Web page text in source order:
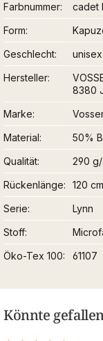
Farbnummer
cadet
Form
Geschlecht
unisex
Hersteller
8380
Marke
Material
50%
Qualität
290
Rückenlänge
120 cm
Serie
Lynn
Stoff
Öko-Tex 100
61107
Könnte